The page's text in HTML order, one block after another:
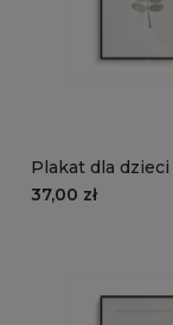
Plakat dla dzieci
FARM wzór
37,00 zł